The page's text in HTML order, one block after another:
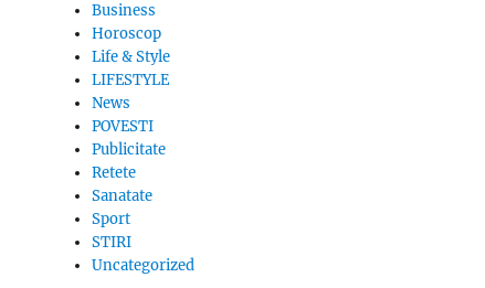
Business
Horoscop
Life & Style
LIFESTYLE
News
POVESTI
Publicitate
Retete
Sanatate
Sport
STIRI
Uncategorized